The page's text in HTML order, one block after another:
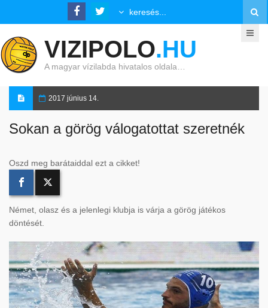
VIZIPOLO.HU
A magyar vízilabda hivatalos oldala…
2017 június 14.
Sokan a görög válogatottat szeretnék
Oszd meg barátaiddal ezt a cikket!
Német, olasz és a jelenlegi klubja is várja a görög játékos
döntését.